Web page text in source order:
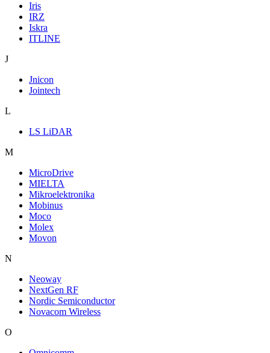
Iris
IRZ
Iskra
ITLINE
J
Jnicon
Jointech
L
LS LiDAR
M
MicroDrive
MIELTA
Mikroelektronika
Mobinus
Moco
Molex
Movon
N
Neoway
NextGen RF
Nordic Semiconductor
Novacom Wireless
O